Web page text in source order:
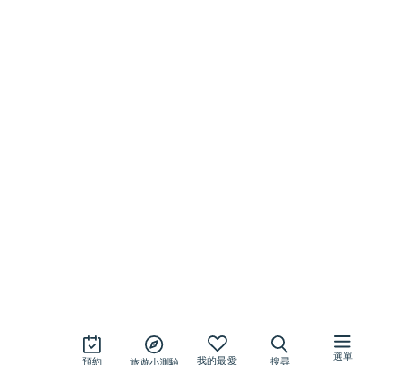
預約 旅遊小測驗 我的最愛 搜尋 選單